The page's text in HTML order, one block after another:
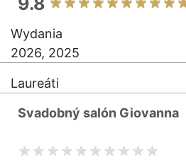
Wydania
2026, 2025
Laureáti
Svadobný salón Giovanna